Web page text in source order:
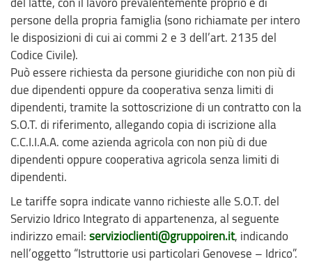
persone della propria famiglia (sono richiamate per intero
le disposizioni di cui ai commi 2 e 3 dell’art. 2135 del
Codice Civile).
Può essere richiesta da persone giuridiche con non più di
due dipendenti oppure da cooperativa senza limiti di
dipendenti, tramite la sottoscrizione di un contratto con la
S.O.T. di riferimento, allegando copia di iscrizione alla
C.C.I.I.A.A. come azienda agricola con non più di due
dipendenti oppure cooperativa agricola senza limiti di
dipendenti.
Le tariffe sopra indicate vanno richieste alle S.O.T. del
Servizio Idrico Integrato di appartenenza, al seguente
indirizzo email: servizioclienti@gruppoiren.it, indicando
nell’oggetto “Istruttorie usi particolari Genovese – Idrico”.